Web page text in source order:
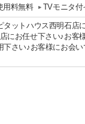
用料無料 TVモニタ
ットハウス西明石店
にお任せ下さい♪お客
さい♪お客様にお会